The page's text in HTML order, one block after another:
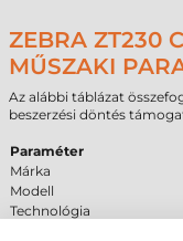
ZEBRA ZT230
MŰSZAKI
Az alábbi táblázat
beszerzési döntés
Paraméter
Márka
Modell
Technológia